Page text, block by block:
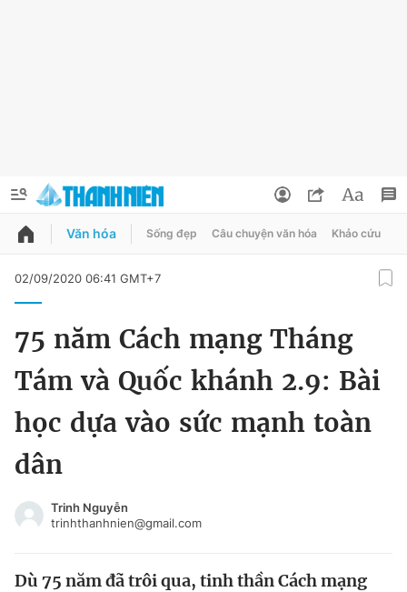
QUẢNG CÁO
Chuyên mục
Chào ngày mới Tin 24h
Tin thị trường
Đổi mật khẩu
Tin đã lưu
Tin đã xem
Đăng xuất
Văn hóa Sống đẹp Câu chuyện văn hóa Khảo cứu
02/09/2020 06:41 GMT+7
75 năm Cách mạng Tháng
Tám và Quốc khánh 2.9: Bài
học dựa vào sức mạnh toàn
dân
Trinh Nguyễn
trinhthanhnien@gmail.com
Dù 75 năm đã trôi qua, tinh thần Cách mạng